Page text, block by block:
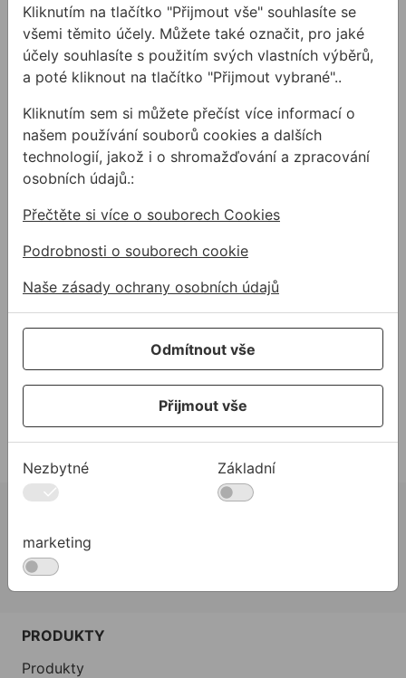
vhodný do všech druhů dřeva (měkké i tvrdé
dřevo)
dvojitá spirála umožňuje přesné vrtání i v
mělkých dírách a předchází štěpení mezi dřevem
Související články
Vrtáky do dřeva
Chystáte se vrtat do
dřeva? Ukážeme Vám
vrtáky k tomu určené.
allmedia@allmedia.sk
allmediasro (po-ne 7-22 h)
PRODUKTY
Produkty
Kliknutím na tlačítko "Přijmout vše" souhlasíte se
všemi těmito účely. Můžete také označit, pro jaké
účely souhlasíte s použitím svých vlastních výběrů,
a poté kliknout na tlačítko "Přijmout vybrané"..
Kliknutím sem si můžete přečíst více informací o
našem používání souborů cookies a dalších
technologií, jakož i o shromažďování a zpracování
osobních údajů.:
Přečtěte si více o souborech Cookies
Podrobnosti o souborech cookie
Naše zásady ochrany osobních údajů
Odmítnout vše
Přijmout vše
Nezbytné Základní
marketing